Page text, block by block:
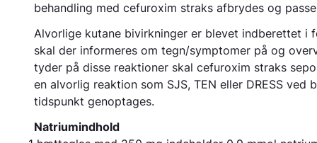
behandling med cefuroxim straks afbrydes og
Alvorlige kutane bivirkninger er blevet indberettet i
skal der informeres om tegn/symptomer på og
tyder på disse reaktioner skal cefuroxim straks
en alvorlig reaktion som SJS, TEN eller DRESS
tidspunkt genoptages.
Natriumindhold